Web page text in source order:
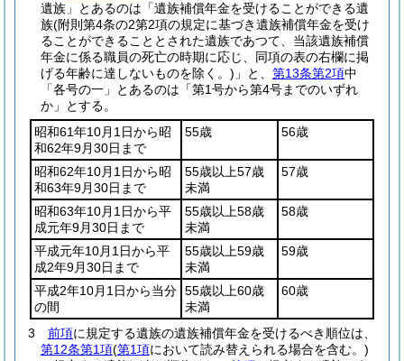
遺族」とあるのは「遺族補償年金を受けることができる遺
族(附則第4条の2第2項の規定に基づき遺族補償年金を受け
ることができることとされた遺族であつて、当該遺族補償
年金に係る職員の死亡の時期に応じ、同項の表の右欄に掲
げる年齢に達しないものを除く。) 」と、 第13条第2項中
「各号の一」とあるのは「第1号から第4号までのいずれ
か」とする。
昭和61年10月1日から昭
和62年9月30日まで
55歳 56歳
昭和62年10月1日から昭
和63年9月30日まで
55歳以上57歳
未満
57歳
昭和63年10月1日から平
成元年9月30日まで
55歳以上58歳
未満
58歳
平成元年10月1日から平
成2年9月30日まで
55歳以上59歳
未満
59歳
平成2年10月1日から当分
の間
55歳以上60歳
未満
60歳
3 前項に規定する遺族の遺族補償年金を受けるべき順位は、
第12条第1項(第1項において読み替えられる場合を含む。)